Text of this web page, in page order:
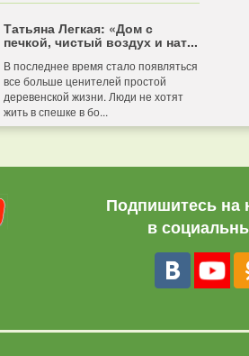
Татьяна Легкая: «Дом с
печкой, чистый воздух и нат...
В последнее время стало появляться
все больше ценителей простой
деревенской жизни. Люди не хотят
жить в спешке в бо...
Подпишитесь на
в